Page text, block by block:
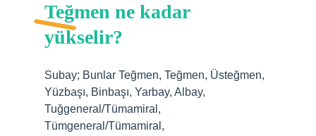
Teğmen ne kadar
yükselir?
Subay; Bunlar Teğmen, Teğmen, Üsteğmen,
Yüzbaşı, Binbaşı, Yarbay, Albay,
Tuğgeneral/Tümamiral,
Tümgeneral/Tümamiral,